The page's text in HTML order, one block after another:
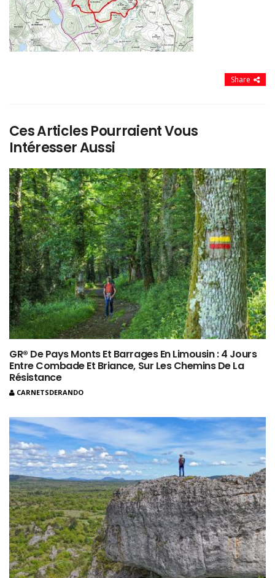
Share
Ces Articles Pourraient Vous
Intéresser Aussi
GR® De Pays Monts Et Barrages En Limousin : 4 Jours
Entre Combade Et Briance, Sur Les Chemins De La
Résistance
CARNETSDERANDO